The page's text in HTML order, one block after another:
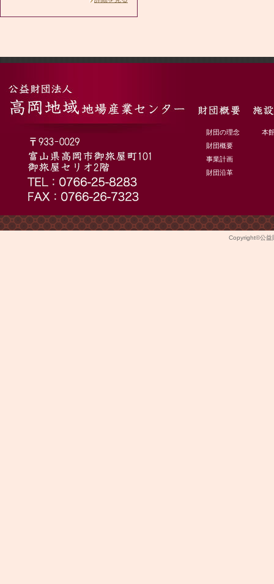
財団の理念
財団概要
事業計画
財団沿革
本
Copyright©公益